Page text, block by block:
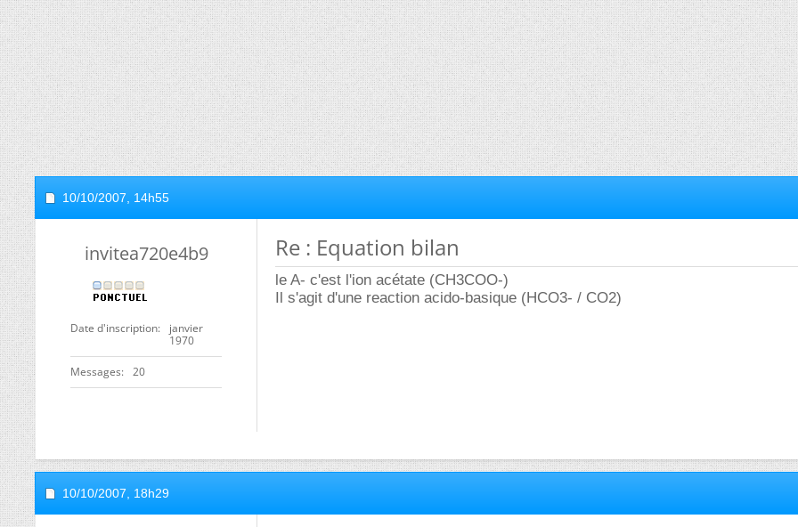
10/10/2007, 14h55
invitea720e4b9
Date d'inscription
janvier
1970
Messages 20
Re : Equation bilan
le A- c'est l'ion acétate (CH3COO-)
Il s'agit d'une reaction acido-basique (HCO3- / CO2)
10/10/2007, 18h29